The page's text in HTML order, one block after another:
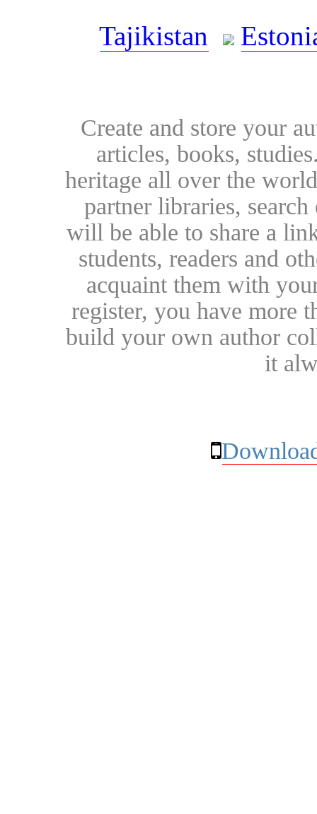
Tajikistan
Create and store your
articles, books,
heritage all over the
partner libraries,
will be able to share a
students, readers and
acquaint them with
register, you have more
build your own author
it